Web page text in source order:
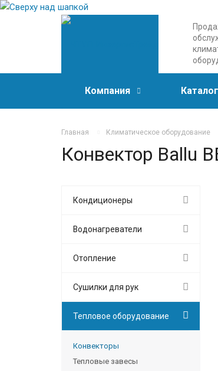
Компания Каталог
Главная Климатическое оборудование
Конвектор Ballu
Кондиционеры
Водонагреватели
Отопление
Сушилки для рук
Тепловое оборудование
Конвекторы
Тепловые завесы